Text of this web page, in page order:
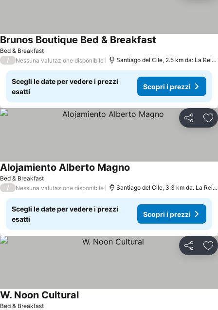
Bed & Breakfast
Brunos Boutique Bed & Breakfast
/ Nessuna valutazione disponibile Santiago del Cile, 2.5 km da: La Reina
Scegli le date per vedere i prezzi
esatti
Scopri i prezzi
Condividi
Bed & Breakfast
Alojamiento Alberto Magno
/ Nessuna valutazione disponibile Santiago del Cile, 3.3 km da: La Reina
Scegli le date per vedere i prezzi
esatti
Scopri i prezzi
Condividi
Bed & Breakfast
W. Noon Cultural